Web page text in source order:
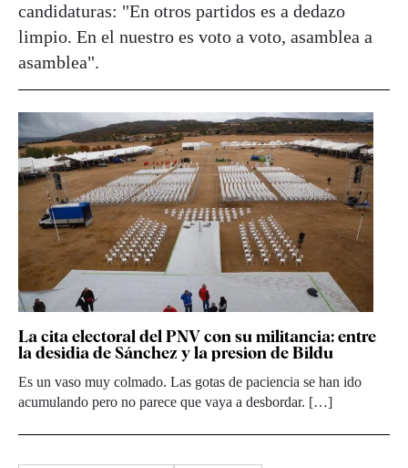
candidaturas: "En otros partidos es a dedazo
limpio. En el nuestro es voto a voto, asamblea a
asamblea".
La cita electoral del PNV con su militancia: entre
la desidia de Sánchez y la presion de Bildu
Es un vaso muy colmado. Las gotas de paciencia se han ido
acumulando pero no parece que vaya a desbordar. […]